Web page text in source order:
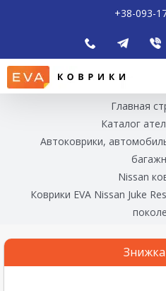
+38-093-
Главная
Каталог
Автоковрики,
Nissan
Коврики EVA Nissan Juke